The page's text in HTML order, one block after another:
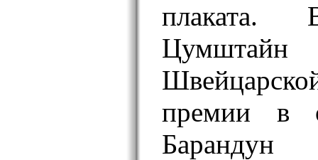
Цумштайн
премии в